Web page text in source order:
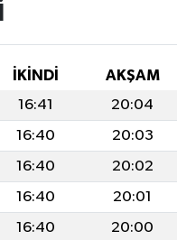
İKINDI AKŞAM
16:41 20:04
16:40 20:03
16:40 20:02
16:40 20:01
16:40 20:00